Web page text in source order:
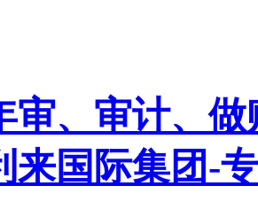
审、审计、
来国际集团-